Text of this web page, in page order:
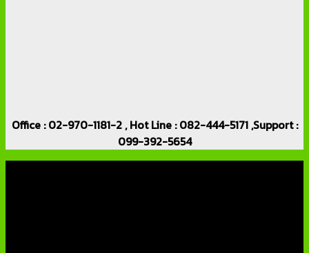
Office : 02-970-1181-2 , Hot Line : 082-444-5171 ,Support :
099-392-5654